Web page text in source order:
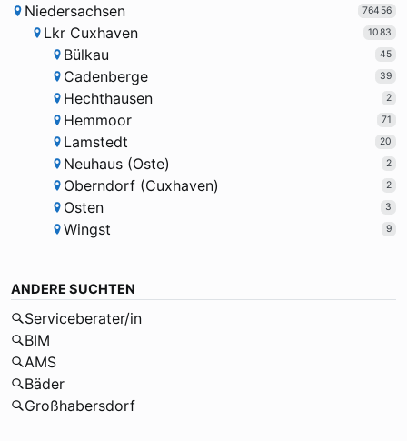
Niedersachsen
76456
Lkr Cuxhaven 1083
Bülkau 45
Cadenberge 39
Hechthausen 2
Hemmoor 71
Lamstedt 20
Neuhaus (Oste) 2
Oberndorf (Cuxhaven) 2
Osten 3
Wingst 9
ANDERE SUCHTEN
Serviceberater/in
BIM
AMS
Bäder
Großhabersdorf